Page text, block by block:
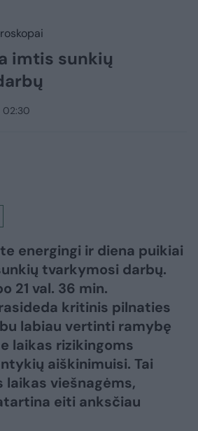
imtis sunkių
02:30
energingi ir diena puikiai
tvarkymosi darbų.
21 val. 36 min.
kritinis pilnaties
labiau vertinti ramybę
laikas rizikingoms
aiškinimuisi. Tai
laikas viešnagėms,
eiti anksčiau